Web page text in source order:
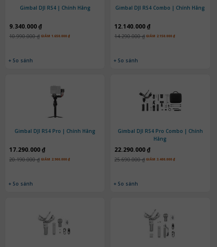
Gimbal DJI RS4 | Chính Hãng
9.340.000 ₫
10.990.000 ₫ GIẢM 1.650.000 ₫
+ So sánh
Gimbal DJI RS4 Combo | Chính Hãng
12.140.000 ₫
14.290.000 ₫ GIẢM 2.150.000 ₫
+ So sánh
Gimbal DJI RS4 Pro | Chính Hãng
17.290.000 ₫
20.190.000 ₫ GIẢM 2.900.000 ₫
+ So sánh
Gimbal DJI RS4 Pro Combo | Chính
Hãng
22.290.000 ₫
25.690.000 ₫ GIẢM 3.400.000 ₫
+ So sánh